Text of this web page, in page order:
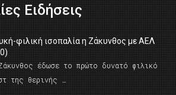
Ειδήσεις
φιλική ισοπαλία η Ζάκυνθος με ΑΕΛ
έδωσε το πρώτο δυνατό φιλικό
της θερινής …